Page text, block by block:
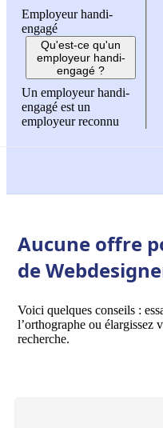
Employeur handi-
engagé
Qu'est-ce qu'un
employeur handi-
engagé ?
Un employeur handi-
engagé est un
employeur reconnu
Aucune offre
de
Voici quelques conseils :
l’orthographe ou élargissez
recherche.